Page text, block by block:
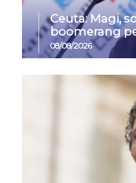
Ceuta: Magi,
boomerang
08/08/2026